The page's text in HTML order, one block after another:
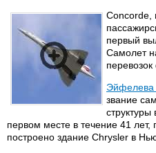
Concorde,
первый
Самолет
перевозок
Эйфелева
звание
первом месте в течение 41 лет,
построено здание Chrysler в